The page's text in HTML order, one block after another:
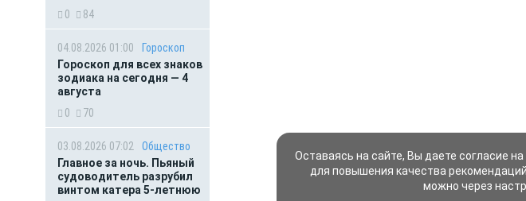
0
84
04.08.2026 01:00
Гороскоп
Гороскоп для всех знаков
зодиака на сегодня — 4
августа
0
70
03.08.2026 07:02
Общество
Главное за ночь. Пьяный
судоводитель разрубил
винтом катера 5-летнюю
Оставаясь на сайте, Вы даете согласие
для повышения качества
можно через